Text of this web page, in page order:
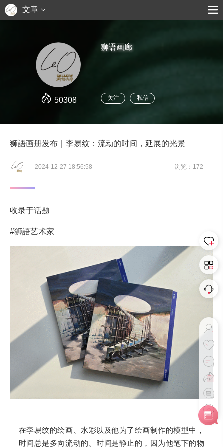
文章
50308
狮语画廊
关注 私信
狮語画册发布｜李易纹：流动的时间，延展的光景
2024-12-27 18:56:58 浏览：172
收录于话题
#狮語艺术家
在李易纹的绘画、水彩以及他为了绘画制作的模型中，
时间总是多向流动的。时间是静止的，因为他笔下的物